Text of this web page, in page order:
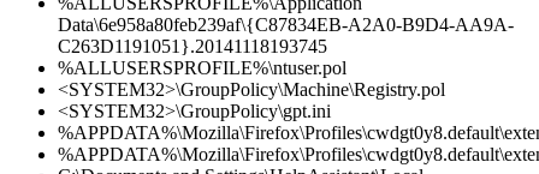
Data\6e958a80feb239af\{C87834EB-A2A0-B9D4-AA9A-
C263D1191051}.20141118193745
%ALLUSERSPROFILE%\ntuser.pol
<SYSTEM32>\GroupPolicy\Machine\Registry.pol
<SYSTEM32>\GroupPolicy\gpt.ini